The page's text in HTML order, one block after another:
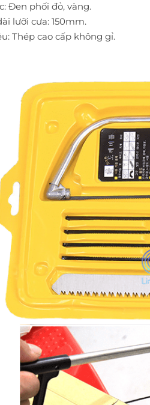
Đen phối đỏ, vàng.
lưỡi cưa: 150mm.
Thép cao cấp không gỉ.